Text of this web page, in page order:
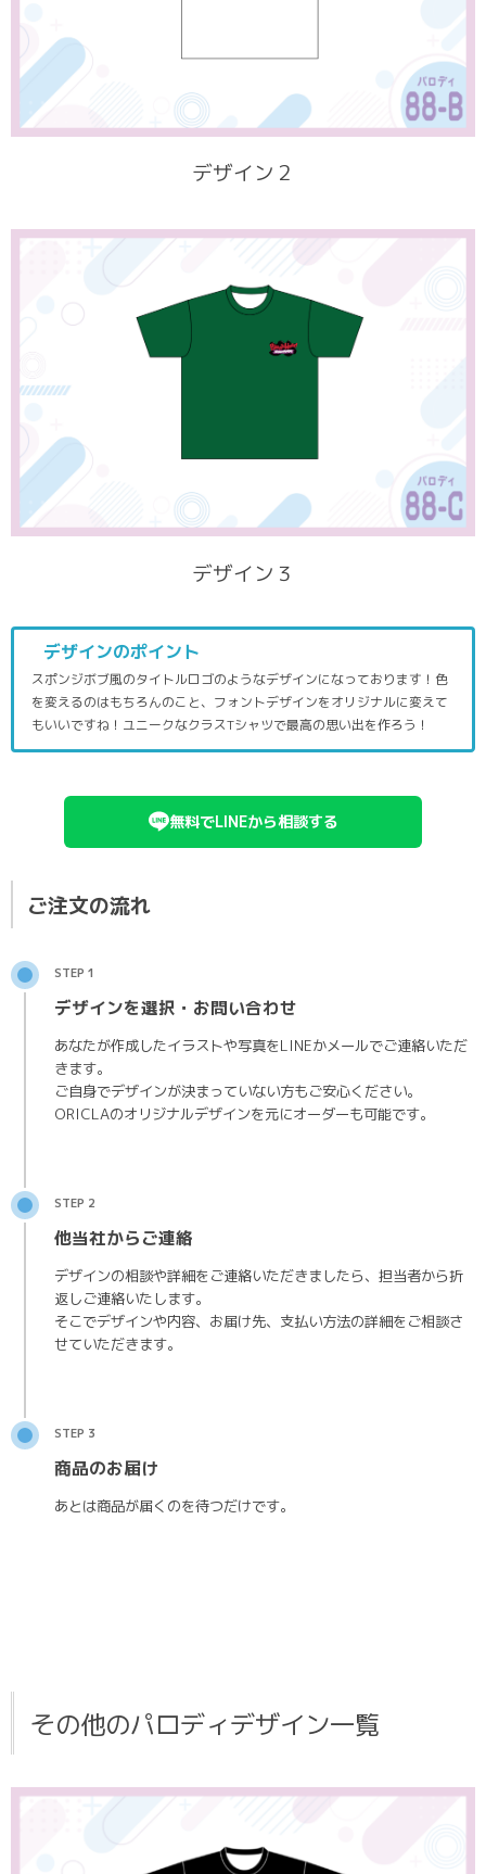
デザイン２
デザイン３
デザインのポイント
スポンジボブ風のタイトルロゴのようなデザインになっております！色
を変えるのはもちろんのこと、フォントデザインをオリジナルに変えて
もいいですね！ユニークなクラスTシャツで最高の思い出を作ろう！
無料でLINEから相談する
ご注文の流れ
STEP 1
デザインを選択・お問い合わせ
あなたが作成したイラストや写真をLINEかメールでご連絡いただ
きます。
ご自身でデザインが決まっていない方もご安心ください。
ORICLAのオリジナルデザインを元にオーダーも可能です。
STEP 2
他当社からご連絡
デザインの相談や詳細をご連絡いただきましたら、担当者から折
返しご連絡いたします。
そこでデザインや内容、お届け先、支払い方法の詳細をご相談さ
せていただきます。
STEP 3
商品のお届け
あとは商品が届くのを待つだけです。
その他のパロディデザイン一覧